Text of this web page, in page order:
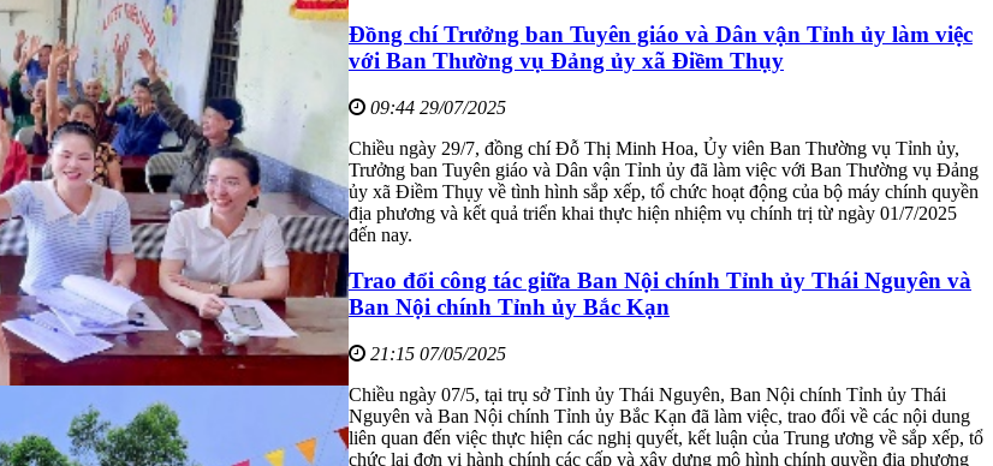
Đồng chí Trưởng ban Tuyên giáo và Dân vận Tỉnh ủy làm việc
với Ban Thường vụ Đảng ủy xã Điềm Thụy
09:44 29/07/2025
Chiều ngày 29/7, đồng chí Đỗ Thị Minh Hoa, Ủy viên Ban Thường vụ Tỉnh ủy,
Trưởng ban Tuyên giáo và Dân vận Tỉnh ủy đã làm việc với Ban Thường vụ Đảng
ủy xã Điềm Thụy về tình hình sắp xếp, tổ chức hoạt động của bộ máy chính quyền
địa phương và kết quả triển khai thực hiện nhiệm vụ chính trị từ ngày 01/7/2025
đến nay.
Trao đổi công tác giữa Ban Nội chính Tỉnh ủy Thái Nguyên và
Ban Nội chính Tỉnh ủy Bắc Kạn
21:15 07/05/2025
Chiều ngày 07/5, tại trụ sở Tỉnh ủy Thái Nguyên, Ban Nội chính Tỉnh ủy Thái
Nguyên và Ban Nội chính Tỉnh ủy Bắc Kạn đã làm việc, trao đổi về các nội dung
liên quan đến việc thực hiện các nghị quyết, kết luận của Trung ương về sắp xếp, tổ
chức lại đơn vị hành chính các cấp và xây dựng mô hình chính quyền địa phương